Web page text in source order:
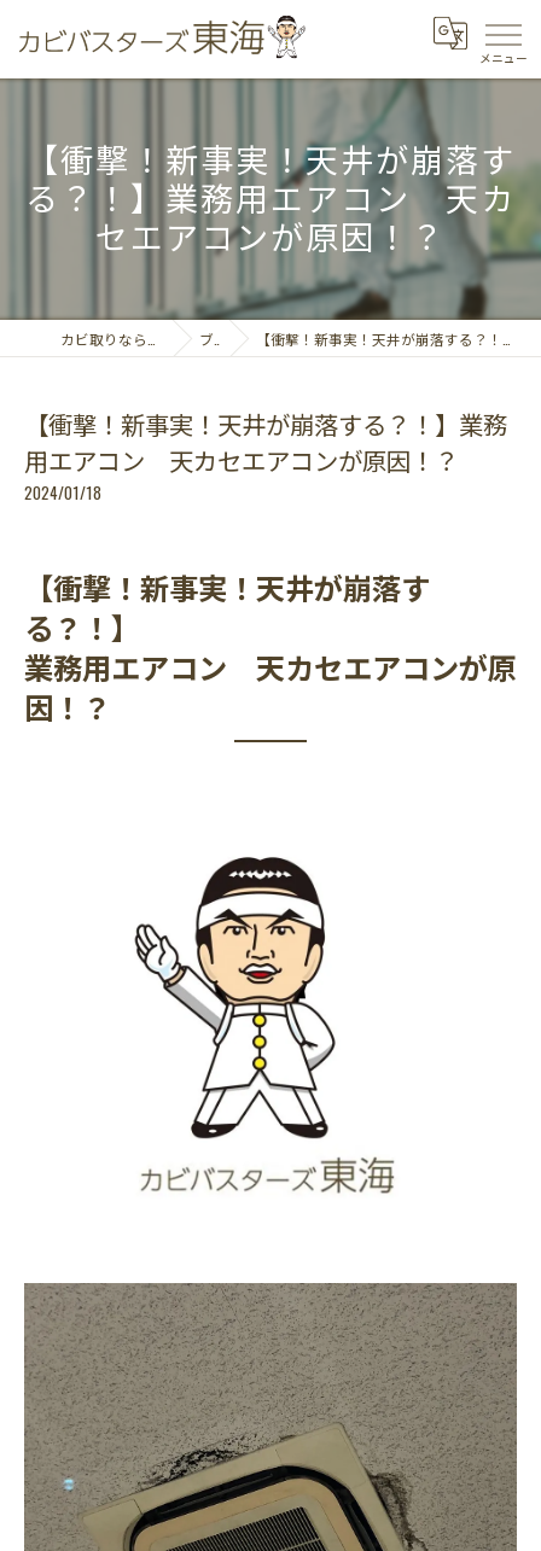
【衝撃！新事実！天井が崩落す
る？！】業務用エアコン 天カ
セエアコンが原因！？
ブログ 【衝撃！新事実！天井が崩落する？！】業務用エアコン 天カセエアコンが原因！？
【衝撃！新事実！天井が崩落する？！】業務
用エアコン 天カセエアコンが原因！？
2024/01/18
【衝撃！新事実！天井が崩落す
る？！】
業務用エアコン 天カセエアコンが原
因！？